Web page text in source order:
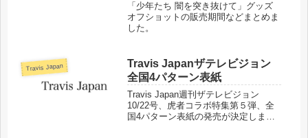
「少年たち 闇を突き抜けて」グッズ
オフショットの販売期間などまとめま
した。
Travis Japan
Travis Japanザテレビジョン
全国4パターン表紙
Travis Japan週刊ザテレビジョン
10/22号、虎者コラボ特集第５弾、全
国4パターン表紙の発売が決定しまし